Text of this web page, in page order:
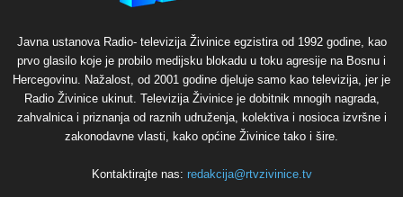
Javna ustanova Radio- televizija Živinice egzistira od 1992 godine, kao
prvo glasilo koje je probilo medijsku blokadu u toku agresije na Bosnu i
Hercegovinu. Nažalost, od 2001 godine djeluje samo kao televizija, jer je
Radio Živinice ukinut. Televizija Živinice je dobitnik mnogih nagrada,
zahvalnica i priznanja od raznih udruženja, kolektiva i nosioca izvršne i
zakonodavne vlasti, kako općine Živinice tako i šire.
Kontaktirajte nas: redakcija@rtvzivinice.tv